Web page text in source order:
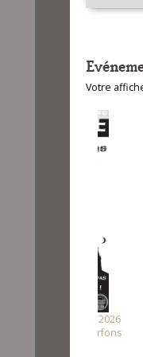
Votre
Fest-